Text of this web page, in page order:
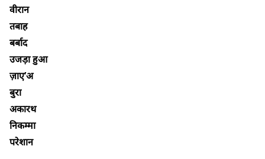
वीरान
तबाह
बर्बाद
उजड़ा हुआ
ज़ाए’अ
बुरा
अकारथ
निकम्मा
परेशान